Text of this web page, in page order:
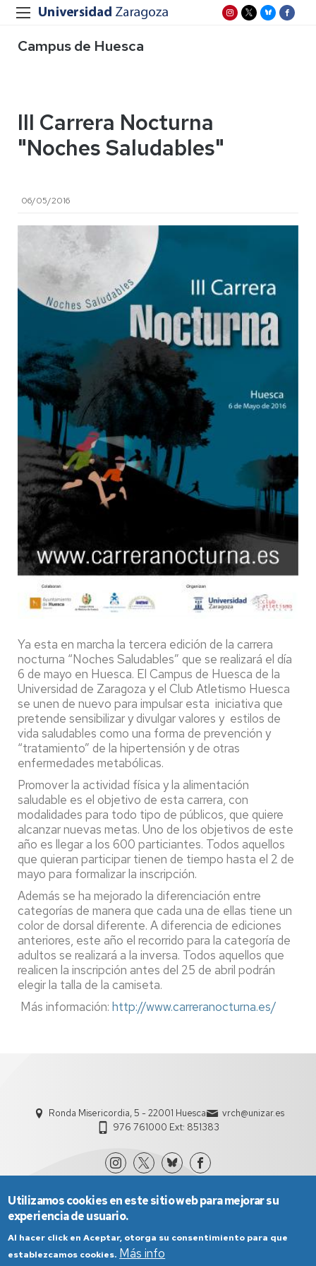
Campus de Huesca
III Carrera Nocturna
"Noches Saludables"
06/05/2016
Ya esta en marcha la tercera edición de la carrera
nocturna “Noches Saludables” que se realizará el día
6 de mayo en Huesca. El Campus de Huesca de la
Universidad de Zaragoza y el Club Atletismo Huesca
se unen de nuevo para impulsar esta iniciativa que
pretende sensibilizar y divulgarvalores y estilos de
vida saludables como una forma de prevención y
“tratamiento” de la hipertensión y de otras
enfermedades metabólicas.
Promover la actividad física y la alimentación
saludable es el objetivo de esta carrera, con
modalidades para todo tipo de públicos, que quiere
alcanzar nuevas metas. Uno de los objetivos de este
año es llegar a los 600 particiantes. Todos aquellos
que quieran participar tienen de tiempo hasta el 2 de
mayo para formalizar la inscripción.
Además se ha mejorado la diferenciación entre
categorías de manera que cada una de ellas tiene un
color de dorsal diferente. A diferencia de ediciones
anteriores, este año el recorrido para la categoría de
adultos se realizará a la inversa. Todos aquellos que
realicen la inscripción antes del 25 de abril podrán
elegir la talla de la camiseta.
Más información: http://www.carreranocturna.es/
Ronda Misericordia, 5 - 22001 Huesca
vrch@unizar.es
976 761000 Ext: 851383
Utilizamos cookies en este sitio web para mejorar su
experiencia de usuario.
Al hacer click en Aceptar, otorga su consentimiento para que
establezcamos cookies. Más info